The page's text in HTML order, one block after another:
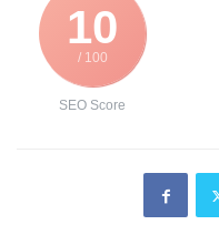
10
/ 100
SEO Score